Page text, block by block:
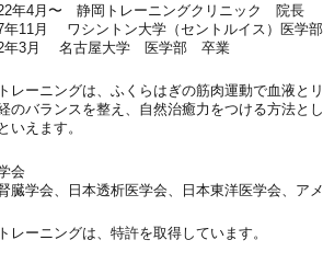
年4月〜 静岡トレーニングクリニック 院長
年11月 ワシントン大学（セントルイス）医学部
年3月 名古屋大学 医学部 卒業
レーニングは、ふくらはぎの筋肉運動で血液と
のバランスを整え、自然治癒力をつける方法と
いえます。
会
臓学会、日本透析医学会、日本東洋医学会、ア
レーニングは、特許を取得しています。